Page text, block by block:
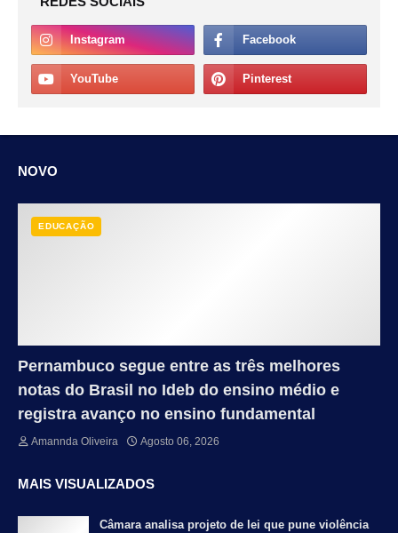
NOVO
EDUCAÇÃO
Pernambuco segue entre as três melhores
notas do Brasil no Ideb do ensino médio e
registra avanço no ensino fundamental
Amannda Oliveira Agosto 06, 2026
MAIS VISUALIZADOS
Câmara analisa projeto de lei que pune violência